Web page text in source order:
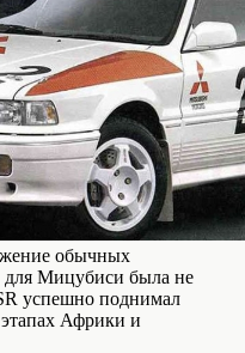
обычных
для Мицубиси была не
успешно поднимал
Африки и